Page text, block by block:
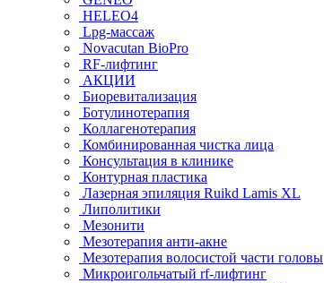
HELEO4
Lpg-массаж
Novacutan BioPro
RF-лифтинг
АКЦИИ
Биоревитализация
Ботулинотерапия
Коллагенотерапия
Комбинированная чистка лица
Консультация в клинике
Контурная пластика
Лазерная эпиляция Ruikd Lamis XL
Липолитики
Мезонити
Мезотерапия анти-акне
Мезотерапия волосистой части головы
Микроигольчатый rf-лифтинг